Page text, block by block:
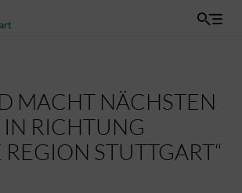
MACHT NÄCHSTEN
IN RICHTUNG
REGION STUTTGART“